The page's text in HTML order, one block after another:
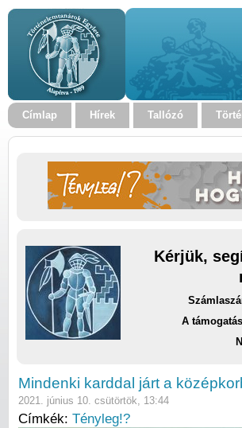
Címlap Hírek Tallózó
Kérjük,
A
Mindenki karddal járt a
2021. június 10. csütörtök, 13:44
Címkék: Tényleg!?